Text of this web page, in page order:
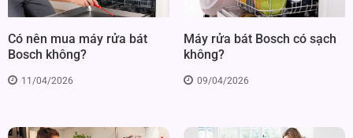
Có nên mua máy rửa bát
Bosch không?
11/04/2026
Máy rửa bát Bosch có sạch
không?
09/04/2026